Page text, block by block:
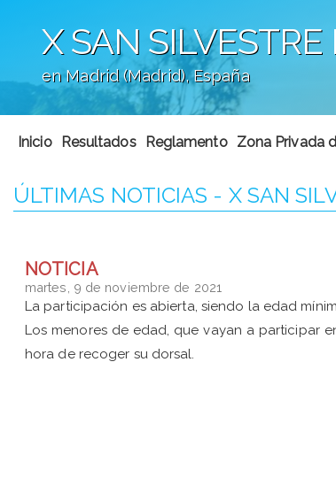
X SAN
en Madrid (Madrid), España
Inicio Resultados Reglamento Zona Privada
ÚLTIMAS NOTICIAS - X SAN
NOTICIA
martes, 9 de noviembre de 2021
La participación es abierta, siendo la edad
Los menores de edad, que vayan a participar
hora de recoger su dorsal.